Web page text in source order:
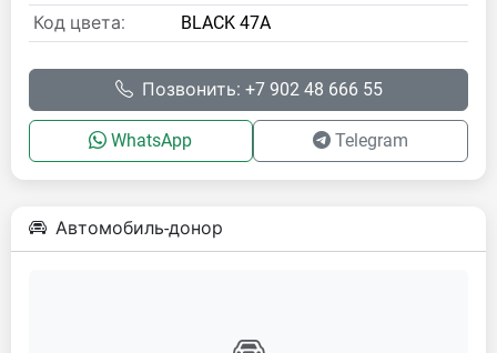
Код цвета: BLACK 47A
Позвонить: +7 902 48 666 55
WhatsApp Telegram
Автомобиль-донор